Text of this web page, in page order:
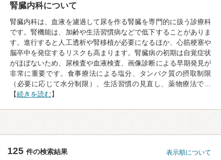
腎臓内科について
腎臓内科は、血液を濾過して尿を作る腎臓を専門的に扱う診療科
です。腎機能は、加齢や生活習慣病などで低下することがありま
す。進行すると人工透析や腎移植が必要になるほか、心筋梗塞や
脳卒中を発症するリスクも高まります。腎臓病の初期は自覚症状
がほぼないため、尿検査や血液検査、画像診断による早期発見が
非常に重要です。食事療法による塩分、タンパク質の摂取制限
（必要に応じて水分制限）、生活習慣の見直し、薬物療法で…
【続きを読む】
125 件の検索結果 表示順について